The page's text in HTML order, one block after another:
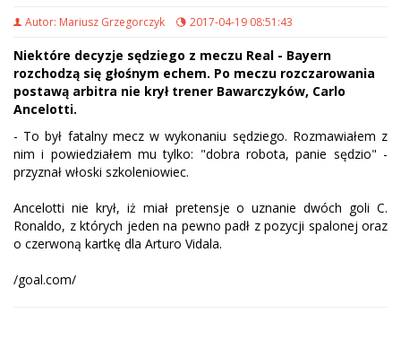
Autor: Mariusz Grzegorczyk 2017-04-19 08:51:43
Niektóre decyzje sędziego z meczu Real - Bayern
rozchodzą się głośnym echem. Po meczu rozczarowania
postawą arbitra nie krył trener Bawarczyków, Carlo
Ancelotti.
- To był fatalny mecz w wykonaniu sędziego. Rozmawiałem z
nim i powiedziałem mu tylko: "dobra robota, panie sędzio" -
przyznał włoski szkoleniowiec.
Ancelotti nie krył, iż miał pretensje o uznanie dwóch goli C.
Ronaldo, z których jeden na pewno padł z pozycji spalonej oraz
o czerwoną kartkę dla Arturo Vidala.
/goal.com/